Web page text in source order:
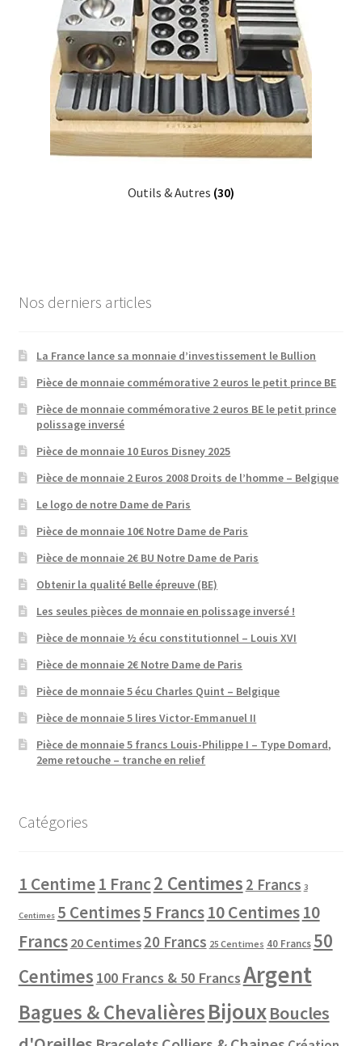
Outils & Autres (30)
Nos derniers articles
La France lance sa monnaie d’investissement le Bullion
Pièce de monnaie commémorative 2 euros le petit prince BE
Pièce de monnaie commémorative 2 euros BE le petit prince
polissage inversé
Pièce de monnaie 10 Euros Disney 2025
Pièce de monnaie 2 Euros 2008 Droits de l’homme – Belgique
Le logo de notre Dame de Paris
Pièce de monnaie 10€ Notre Dame de Paris
Pièce de monnaie 2€ BU Notre Dame de Paris
Obtenir la qualité Belle épreuve (BE)
Les seules pièces de monnaie en polissage inversé !
Pièce de monnaie ½ écu constitutionnel – Louis XVI
Pièce de monnaie 2€ Notre Dame de Paris
Pièce de monnaie 5 écu Charles Quint – Belgique
Pièce de monnaie 5 lires Victor-Emmanuel II
Pièce de monnaie 5 francs Louis-Philippe I – Type Domard,
2eme retouche – tranche en relief
Catégories
1 Centime1 Franc2 Centimes 2 Francs 3
Centimes 5 Centimes5 Francs10 Centimes10
Francs 20 Centimes 20 Francs 25 Centimes 40 Francs 50
Centimes 100 Francs & 50 FrancsArgent
Bagues & ChevalièresBijouxBoucles